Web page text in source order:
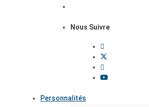
Nous Suivre
Personnalités